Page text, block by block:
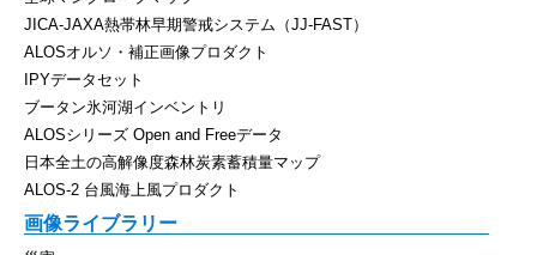
JICA-JAXA熱帯林早期警戒システム（JJ-FAST）
ALOSオルソ・補正画像プロダクト
IPYデータセット
ブータン氷河湖インベントリ
ALOSシリーズ Open and Freeデータ
日本全土の高解像度森林炭素蓄積量マップ
ALOS-2 台風海上風プロダクト
画像ライブラリー